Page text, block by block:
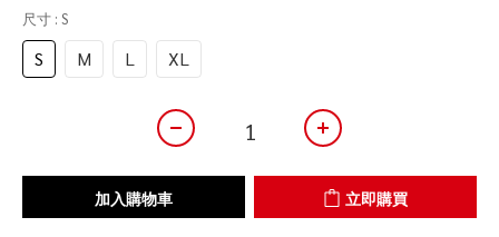
尺寸 : S
S M L XL
加入購物車 立即購買